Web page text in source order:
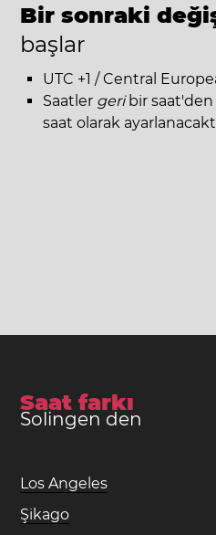
Bir sonraki
başlar
UTC +1 / Central
Saatler geribir saat'den
saat olarak
Saat farkı
Solingen den
Los Angeles
Şikago